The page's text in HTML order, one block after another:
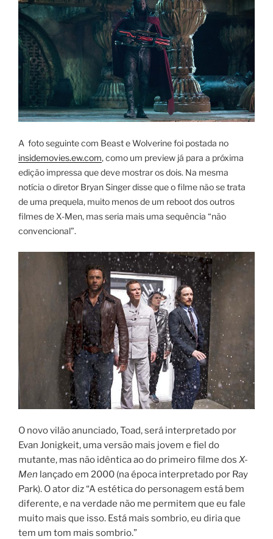
A foto seguinte com Beast e Wolverine foi postada no
insidemovies.ew.com, como um preview já para a próxima
edição impressa que deve mostrar os dois. Na mesma
notícia o diretor Bryan Singer disse que o filme não se trata
de uma prequela, muito menos de um reboot dos outros
filmes de X-Men, mas seria mais uma sequência “não
convencional”.
O novo vilão anunciado, Toad, será interpretado por
Evan Jonigkeit, uma versão mais jovem e fiel do
mutante, mas não idêntica ao do primeiro filme dos X-
Men lançado em 2000 (na época interpretado por Ray
Park). O ator diz “A estética do personagem está bem
diferente, e na verdade não me permitem que eu fale
muito mais que isso. Está mais sombrio, eu diria que
tem um tom mais sombrio.”